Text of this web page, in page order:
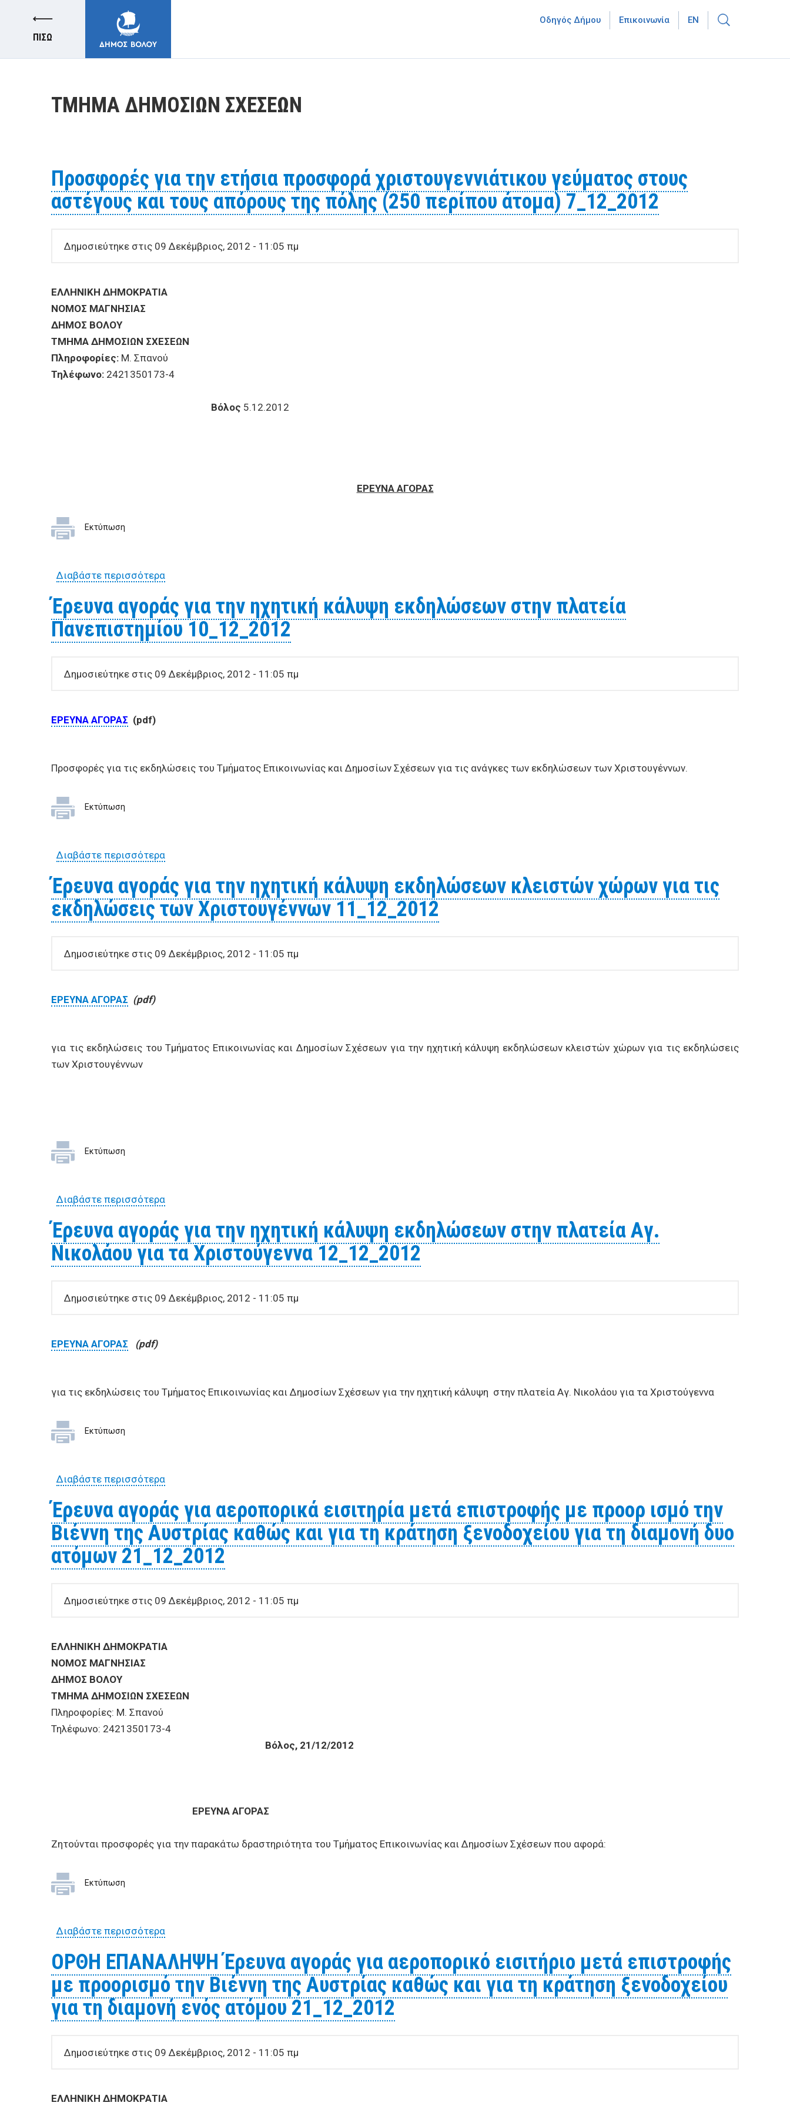
ΠΙΣΩ
ΕΠΙΣΚΕΠΤΕΣ
Οδηγός Δήμου Επικοινωνία EN
ΤΜΗΜΑ ΔΗΜΟΣΙΩΝ ΣΧΕΣΕΩΝ
Προσφορές για την ετήσια προσφορά χριστουγεννιάτικου γεύματος στους
αστέγους και τους απόρους της πόλης (250 περίπου άτομα) 7_12_2012
Δημοσιεύτηκε στις 09 Δεκέμβριος, 2012 - 11:05 πμ
ΕΛΛΗΝΙΚΗ ΔΗΜΟΚΡΑΤΙΑ
ΝΟΜΟΣ ΜΑΓΝΗΣΙΑΣ
ΔΗΜΟΣ ΒΟΛΟΥ
ΤΜΗΜΑ ΔΗΜΟΣΙΩΝ ΣΧΕΣΕΩΝ
Πληροφορίες: Μ. Σπανού
Τηλέφωνο: 2421350173-4
Βόλος 5.12.2012
ΕΡΕΥΝΑ ΑΓΟΡΑΣ
Εκτύπωση
Διαβάστε περισσότεραγια Προσφορές για την ετήσια προσφορά χριστουγεννιάτικου γεύματος στους αστέγους και τους απόρους της πόλης (250 περίπου
Έρευνα αγοράς για την ηχητική κάλυψη εκδηλώσεων στην πλατεία
Πανεπιστημίου 10_12_2012
Δημοσιεύτηκε στις 09 Δεκέμβριος, 2012 - 11:05 πμ
ΕΡΕΥΝΑ ΑΓΟΡΑΣ (pdf)
Προσφορές για τις εκδηλώσεις του Τμήματος Επικοινωνίας και Δημοσίων Σχέσεων για τις ανάγκες των εκδηλώσεων των Χριστουγέννων.
Εκτύπωση
Διαβάστε περισσότεραγια Έρευνα αγοράς για την ηχητική κάλυψη εκδηλώσεων στην πλατεία Πανεπιστημίου 10_12_2012
Έρευνα αγοράς για την ηχητική κάλυψη εκδηλώσεων κλειστών χώρων για τις
εκδηλώσεις των Χριστουγέννων 11_12_2012
Δημοσιεύτηκε στις 09 Δεκέμβριος, 2012 - 11:05 πμ
ΕΡΕΥΝΑ ΑΓΟΡΑΣ (pdf)
για τις εκδηλώσεις του Τμήματος Επικοινωνίας και Δημοσίων Σχέσεων για την ηχητική κάλυψη εκδηλώσεων κλειστών χώρων για τις εκδηλώσεις
των Χριστουγέννων
Εκτύπωση
Διαβάστε περισσότεραγια Έρευνα αγοράς για την ηχητική κάλυψη εκδηλώσεων κλειστών χώρων για τις εκδηλώσεις των Χριστουγέννων 11_12_2012
Έρευνα αγοράς για την ηχητική κάλυψη εκδηλώσεων στην πλατεία Aγ.
Νικολάου για τα Χριστούγεννα 12_12_2012
Δημοσιεύτηκε στις 09 Δεκέμβριος, 2012 - 11:05 πμ
ΕΡΕΥΝΑ ΑΓΟΡΑΣ (pdf)
για τις εκδηλώσεις του Τμήματος Επικοινωνίας και Δημοσίων Σχέσεων για την ηχητική κάλυψη στην πλατεία Aγ. Νικολάου για τα Χριστούγεννα
Εκτύπωση
Διαβάστε περισσότεραγια Έρευνα αγοράς για την ηχητική κάλυψη εκδηλώσεων στην πλατεία Aγ. Νικολάου για τα Χριστούγεννα 12_12_2012
Έρευνα αγοράς για αεροπορικά εισιτηρία μετά επιστροφής με προορ ισμό την
Bιέννη της Αυστρίας καθώς και για τη κράτηση ξενοδοχείου για τη διαμονή δυο
ατόμων 21_12_2012
Δημοσιεύτηκε στις 09 Δεκέμβριος, 2012 - 11:05 πμ
ΕΛΛΗΝΙΚΗ ΔΗΜΟΚΡΑΤΙΑ
ΝΟΜΟΣ ΜΑΓΝΗΣΙΑΣ
ΔΗΜΟΣ ΒΟΛΟΥ
ΤΜΗΜΑ ΔΗΜΟΣΙΩΝ ΣΧΕΣΕΩΝ
Πληροφορίες: Μ. Σπανού
Τηλέφωνο: 2421350173-4
Βόλος, 21/12/2012
ΕΡΕΥΝΑ ΑΓΟΡΑΣ
Ζητούνται προσφορές για την παρακάτω δραστηριότητα του Τμήματος Επικοινωνίας και Δημοσίων Σχέσεων που αφορά:
Εκτύπωση
Διαβάστε περισσότεραγια Έρευνα αγοράς για αεροπορικά εισιτηρία μετά επιστροφής με προορ ισμό την Bιέννη της Αυστρίας καθώς και για τη κράτηση
ΟΡΘΗ ΕΠΑΝΑΛΗΨΗ Έρευνα αγοράς για αεροπορικό εισιτήριο μετά επιστροφής
με προορισμό την Bιέννη της Αυστρίας καθώς και για τη κράτηση ξενοδοχείου
για τη διαμονή ενός ατόμου 21_12_2012
Δημοσιεύτηκε στις 09 Δεκέμβριος, 2012 - 11:05 πμ
ΕΛΛΗΝΙΚΗ ΔΗΜΟΚΡΑΤΙΑ